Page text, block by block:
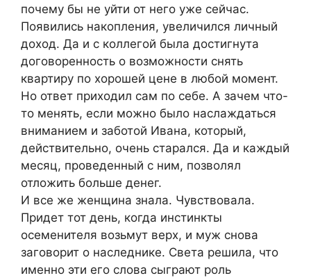
почему бы не уйти от него уже сейчас.
Появились накопления, увеличился личный
доход. Да и с коллегой была достигнута
договоренность о возможности снять
квартиру по хорошей цене в любой момент.
Но ответ приходил сам по себе. А зачем что-
то менять, если можно было наслаждаться
вниманием и заботой Ивана, который,
действительно, очень старался. Да и каждый
месяц, проведенный с ним, позволял
отложить больше денег.
И все же женщина знала. Чувствовала.
Придет тот день, когда инстинкты
осеменителя возьмут верх, и муж снова
заговорит о наследнике. Света решила, что
именно эти его слова сыграют роль